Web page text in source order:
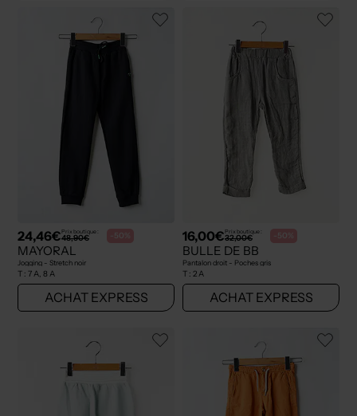
24,46€Prix boutique :
48,90€ -50%
MAYORAL
Jogging - Stretch noir
T : 7 A, 8 A
ACHAT EXPRESS
16,00€Prix boutique :
32,00€ -50%
BULLE DE BB
Pantalon droit - Poches gris
T : 2 A
ACHAT EXPRESS